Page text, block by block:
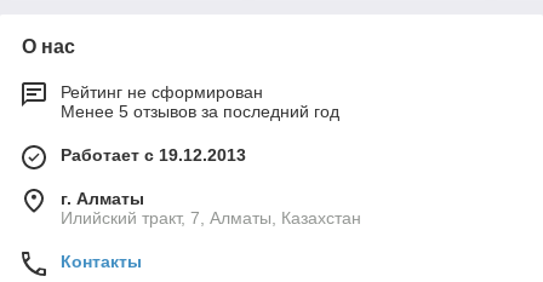
О нас
Рейтинг не сформирован
Менее 5 отзывов за последний год
Работает с 19.12.2013
г. Алматы
Илийский тракт, 7, Алматы, Казахстан
Контакты